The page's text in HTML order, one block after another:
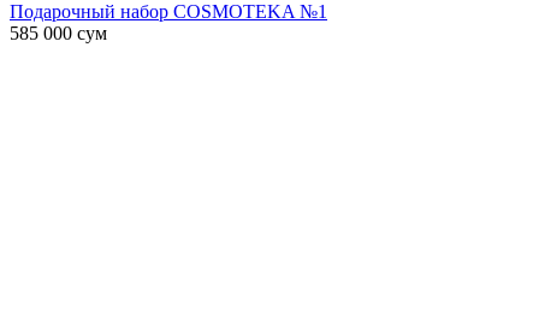
Подарочный набор COSMOTEKA №1
585 000 сум